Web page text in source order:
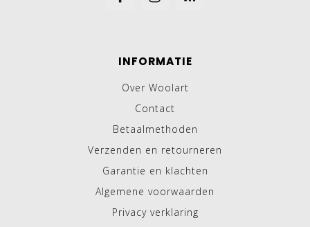
INFORMATIE
Over Woolart
Contact
Betaalmethoden
Verzenden en retourneren
Garantie en klachten
Algemene voorwaarden
Privacy verklaring